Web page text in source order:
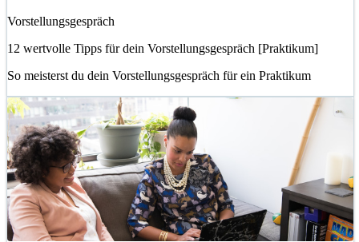
Vorstellungsgespräch
12 wertvolle Tipps für dein Vorstellungsgespräch [Praktikum]
So meisterst du dein Vorstellungsgespräch für ein Praktikum